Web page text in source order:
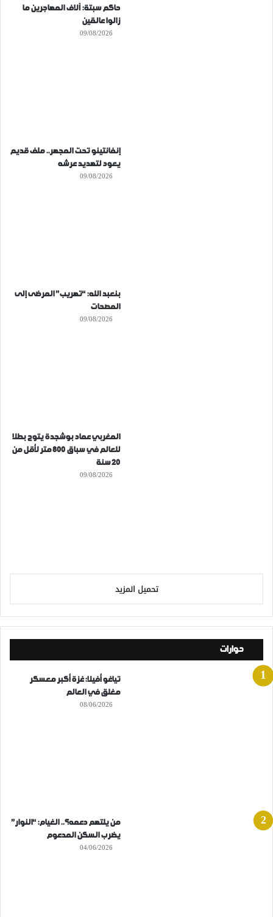
حاكم سبتة: آلاف المهاجرين ما
زالوا عالقين
09/08/2026
إنفانتينو تحت المجهر.. ملف قديم
يعود لتهديد عرشه
09/08/2026
بنعبد الله: “تهريب” المرضى إلى
المصحات
09/08/2026
المغربي عماد بوشجدة يتوج بطلا
للعالم في سباق 800 متر لأقل من
20 سنة
09/08/2026
تحميل المزيد
حوارات
تياغو أفيلا: غزة أكبر معسكر
مغلق في العالم
08/06/2026
من يلتهم دعمه؟.. الغيام: “النوار”
يضرب السكن المدعوم
04/06/2026